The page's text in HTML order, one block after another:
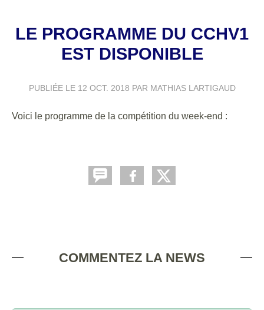
LE PROGRAMME DU CCHV1
EST DISPONIBLE
PUBLIÉE LE 12 OCT. 2018 PAR MATHIAS LARTIGAUD
Voici le programme de la compétition du week-end :
COMMENTEZ LA NEWS